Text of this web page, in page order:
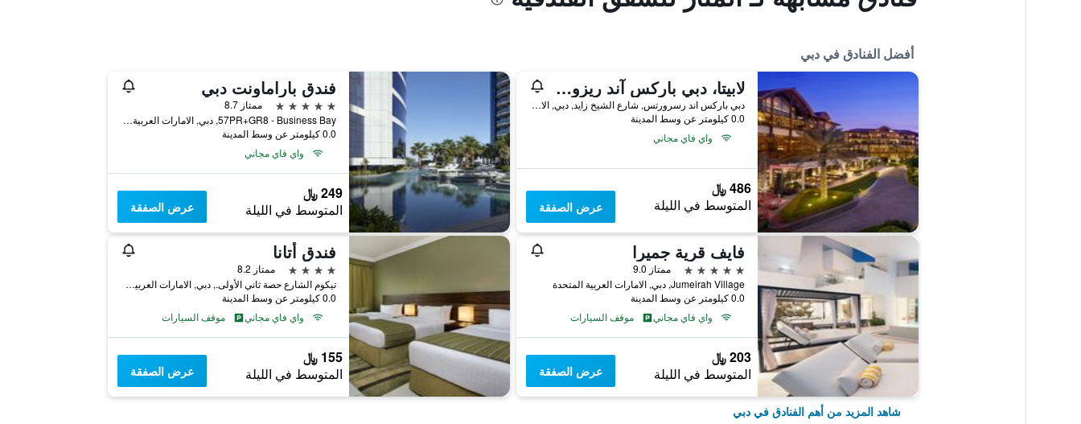
أفضل الفنادق في دبي
لابيتا، دبي باركس آند ريزورتس، أوتوغراف كوليكشن
دبي باركس اند رسرورتس, شارع الشيخ زايد, دبي, الامارات العربية المتحدة
0.0 كيلومتر عن وسط المدينة
واي فاي مجاني
486 ﷼
المتوسط في الليلة عرض الصفقة
فندق باراماونت دبي
5 نجوم
ممتاز 8.7
57PR+GR8 - Business Bay, دبي, الامارات العربية المتحدة
0.0 كيلومتر عن وسط المدينة
واي فاي مجاني
249 ﷼
المتوسط في الليلة عرض الصفقة
فايف قرية جميرا
5 نجوم
ممتاز 9.0
Jumeirah Village, دبي, الامارات العربية المتحدة
0.0 كيلومتر عن وسط المدينة
واي فاي مجاني
موقف السيارات
203 ﷼
المتوسط في الليلة عرض الصفقة
فندق أتانا
4 نجوم
ممتاز 8.2
تيكوم الشارع حصة ثاني الأولى., دبي, الامارات العربية المتحدة
0.0 كيلومتر عن وسط المدينة
واي فاي مجاني
موقف السيارات
155 ﷼
المتوسط في الليلة عرض الصفقة
شاهد المزيد من أهم الفنادق في دبي